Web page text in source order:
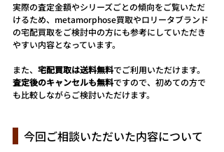
実際の査定金額やシリーズごとの傾向をご覧いただ
けるため、metamorphose買取やロリータブランド
の宅配買取をご検討中の方にも参考にしていただき
やすい内容となっています。
また、 宅配買取は送料無料でご利用いただけます。
査定後のキャンセルも無料ですので、初めての方で
も比較しながらご検討いただけます。
今回ご相談いただいた内容について